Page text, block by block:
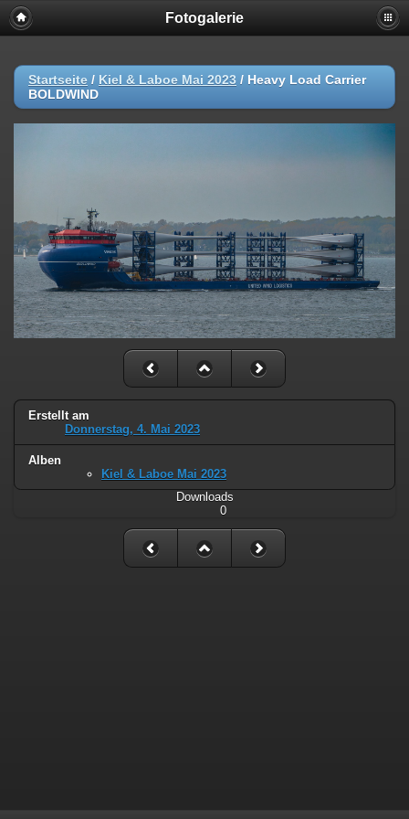
Fotogalerie
Startseite / Kiel & Laboe Mai 2023 / Heavy Load Carrier
BOLDWIND
Erstellt am
Donnerstag, 4. Mai 2023
Alben
Kiel & Laboe Mai 2023
Downloads
0